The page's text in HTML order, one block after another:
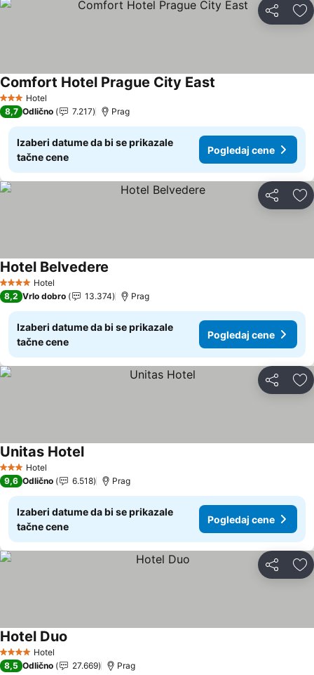
Deli
3 Zvezdice
Hotel
Comfort Hotel Prague City East
8,7 Odlično 7.217 Prag
Izaberi datume da bi se prikazale
tačne cene
Pogledaj cene
Deli
4 ZvezdiceHotel
Hotel Belvedere
8,2 Vrlo dobro 13.374 Prag
Izaberi datume da bi se prikazale
tačne cene
Pogledaj cene
Deli
3 Zvezdice
Hotel
Unitas HotelPogledaj cene
9,6 Odlično 6.518 Prag
Izaberi datume da bi se prikazale
tačne cene
Pogledaj cene
Deli
4 ZvezdiceHotel
Hotel Duo
8,5 Odlično 27.669 Prag